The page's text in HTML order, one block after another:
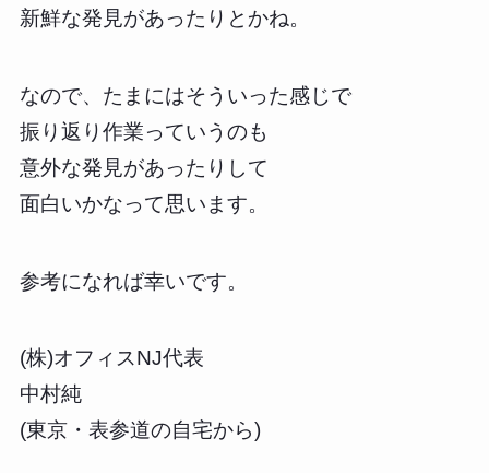
新鮮な発見があったりとかね。
なので、たまにはそういった感じで
振り返り作業っていうのも
意外な発見があったりして
面白いかなって思います。
参考になれば幸いです。
(株)オフィスNJ代表
中村純
(東京・表参道の自宅から)